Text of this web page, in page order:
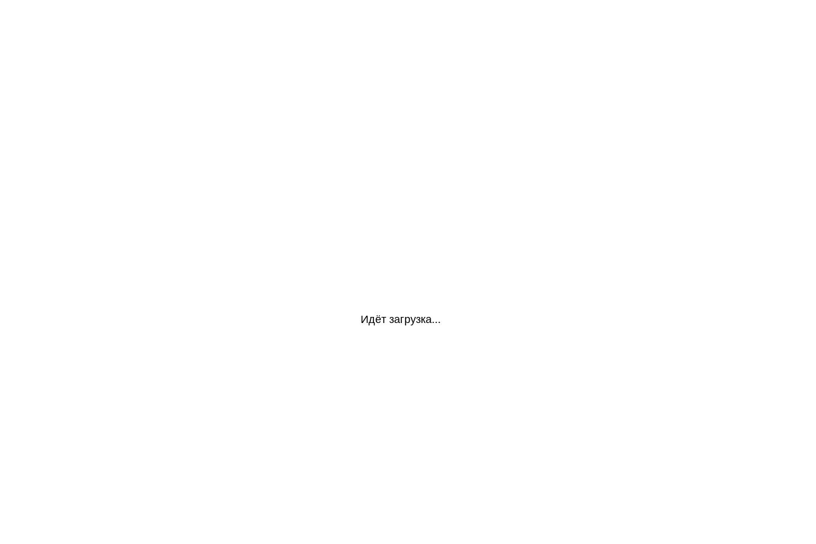
Идёт загрузка...